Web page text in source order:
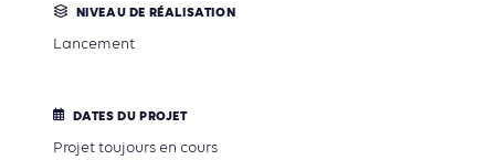
NIVEAU DE RÉALISATION
Lancement
DATES DU PROJET
Projet toujours en cours